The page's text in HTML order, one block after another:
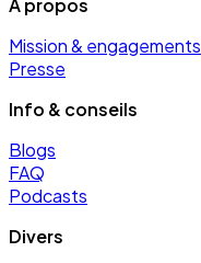
À propos
Mission & engagements
Presse
Info & conseils
Blogs
FAQ
Podcasts
Divers